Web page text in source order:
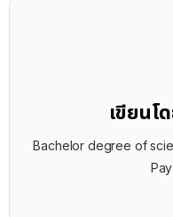
เขียนโ
Bachelor degree of